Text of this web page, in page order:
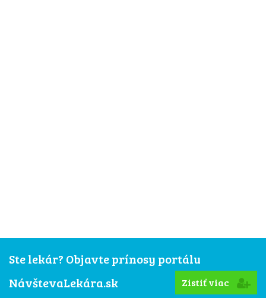
Ste lekár? Objavte prínosy portálu
NávštevaLekára.sk
Zistiť viac